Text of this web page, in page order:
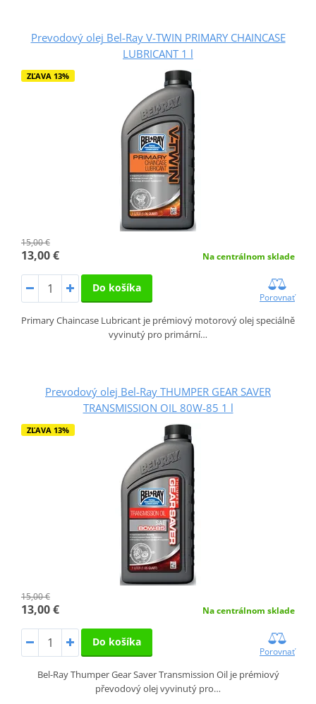
Prevodový olej Bel-Ray V-TWIN PRIMARY CHAINCASE
LUBRICANT 1 l
ZĽAVA 13%
15,00 €
13,00 € Na centrálnom sklade
Do košíka
Porovnať
Primary Chaincase Lubricant je prémiový motorový olej speciálně
vyvinutý pro primární…
Prevodový olej Bel-Ray THUMPER GEAR SAVER
TRANSMISSION OIL 80W-85 1 l
ZĽAVA 13%
15,00 €
13,00 € Na centrálnom sklade
Do košíka
Porovnať
Bel-Ray Thumper Gear Saver Transmission Oil je prémiový
převodový olej vyvinutý pro…